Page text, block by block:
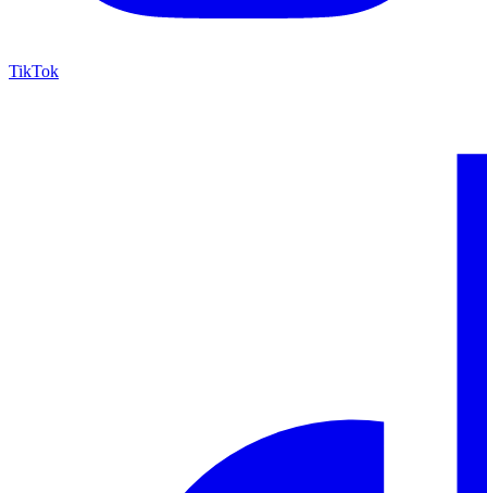
TikTok